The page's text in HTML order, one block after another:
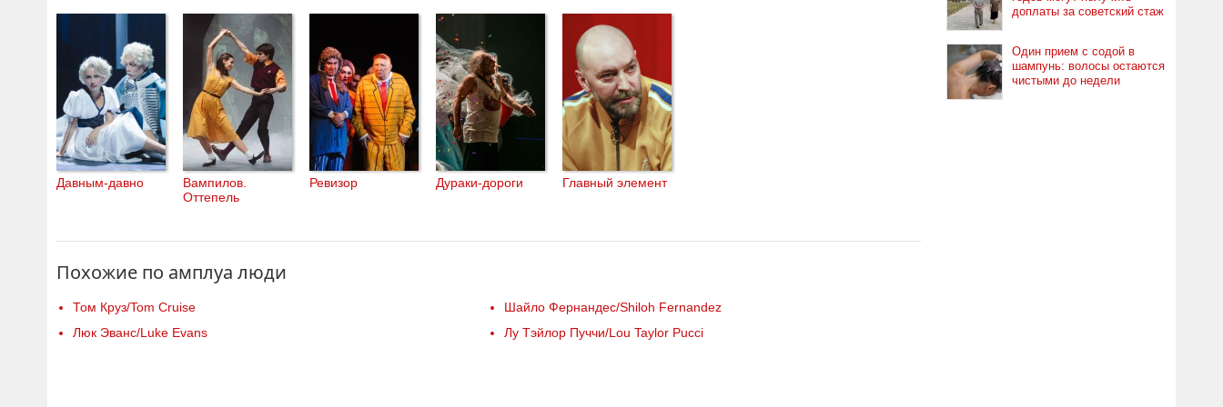
Давным-давно
Вампилов.
Оттепель
Ревизор Дураки-дороги Главный элемент
Похожие по амплуа люди
Том Круз/Tom Cruise
Шайло Фернандес/Shiloh Fernandez
Люк Эванс/Luke Evans
Лу Тэйлор Пуччи/Lou Taylor Pucci
доплаты за советский стаж
Один прием с содой в
шампунь: волосы остаются
чистыми до недели